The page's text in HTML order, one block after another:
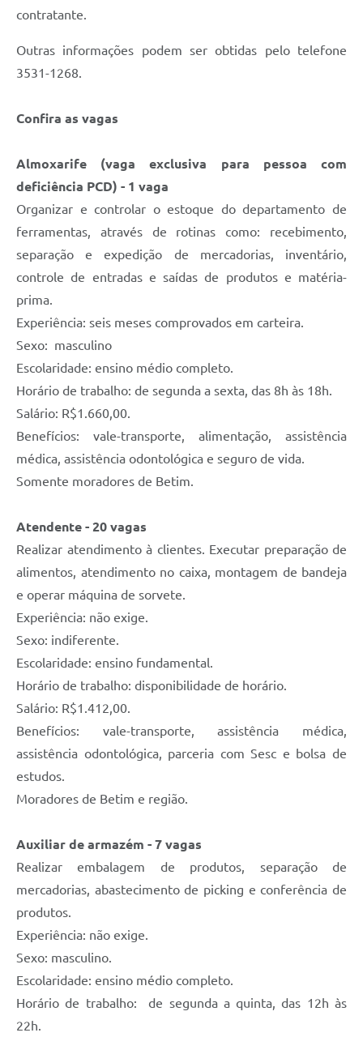
contratante.
Outras informações podem ser obtidas pelo telefone
3531-1268.
Confira as vagas
Almoxarife (vaga exclusiva para pessoa com
deficiência PCD) - 1 vaga
Organizar e controlar o estoque do departamento de
ferramentas, através de rotinas como: recebimento,
separação e expedição de mercadorias, inventário,
controle de entradas e saídas de produtos e matéria-
prima.
Experiência: seis meses comprovados em carteira.
Sexo: masculino
Escolaridade: ensino médio completo.
Horário de trabalho: de segunda a sexta, das 8h às 18h.
Salário: R$1.660,00.
Benefícios: vale-transporte, alimentação, assistência
médica, assistência odontológica e seguro de vida.
Somente moradores de Betim.
Atendente - 20 vagas
Realizar atendimento à clientes. Executar preparação de
alimentos, atendimento no caixa, montagem de bandeja
e operar máquina de sorvete.
Experiência: não exige.
Sexo: indiferente.
Escolaridade: ensino fundamental.
Horário de trabalho: disponibilidade de horário.
Salário: R$1.412,00.
Benefícios: vale-transporte, assistência médica,
assistência odontológica, parceria com Sesc e bolsa de
estudos.
Moradores de Betim e região.
Auxiliar de armazém - 7 vagas
Realizar embalagem de produtos, separação de
mercadorias, abastecimento de picking e conferência de
produtos.
Experiência: não exige.
Sexo: masculino.
Escolaridade: ensino médio completo.
Horário de trabalho: de segunda a quinta, das 12h às
22h.